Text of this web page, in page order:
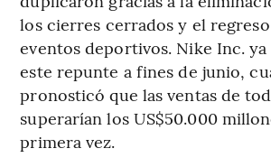
los cierres cerrados y el
eventos deportivos. Nike Inc.
este repunte a fines de junio,
pronosticó que las ventas de
superarían los US$50.000
primera vez.